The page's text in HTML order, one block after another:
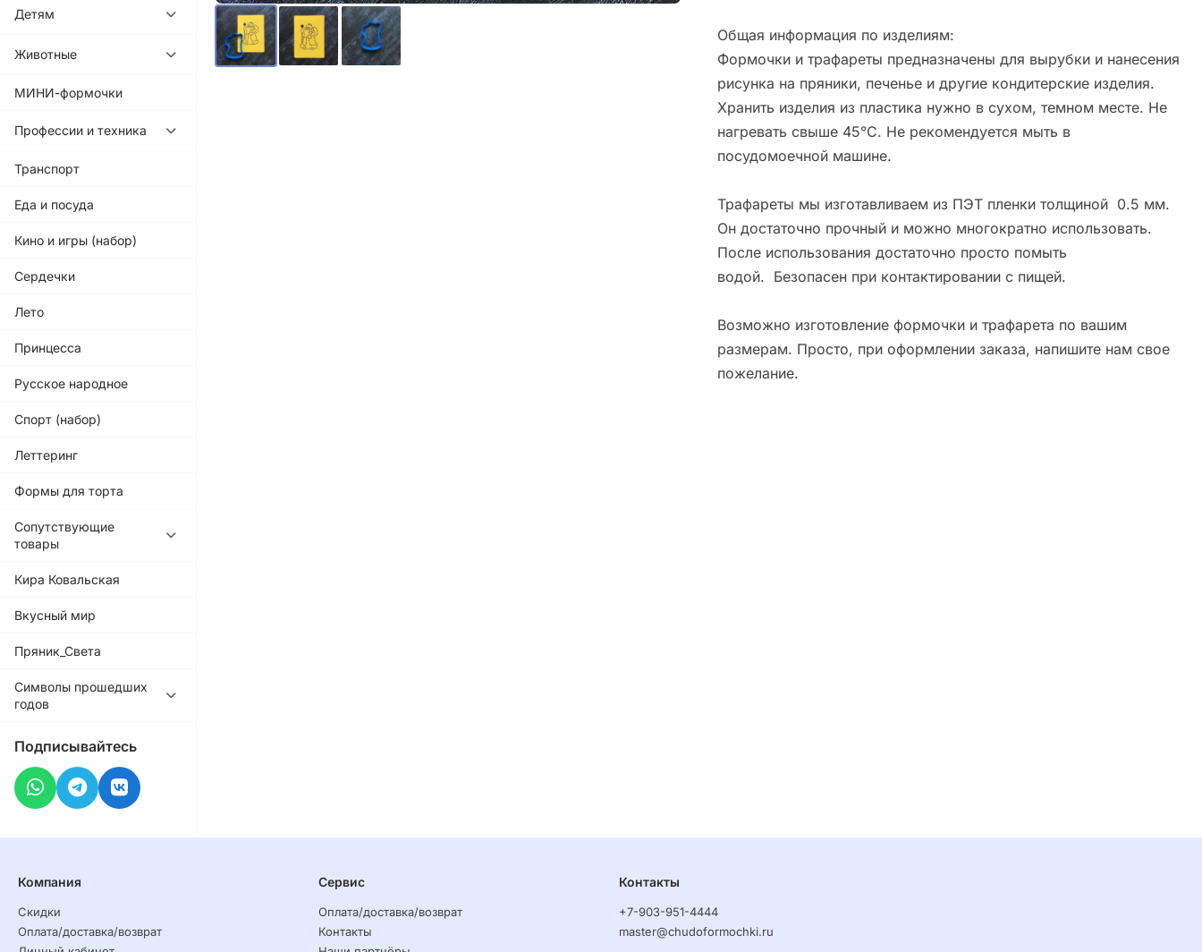
Детям
Животные
МИНИ-формочки
Профессии и техника
Транспорт
Еда и посуда
Кино и игры (набор)
Сердечки
Лето
Принцесса
Русское народное
Спорт (набор)
Леттеринг
Формы для торта
Сопутствующие
товары
Кира Ковальская
Вкусный мир
Пряник_Света
Символы прошедших
годов
Подписывайтесь
Общая информация по изделиям:
Формочки и трафареты предназначены для вырубки и нанесения
рисунка на пряники, печенье и другие кондитерские изделия.
Хранить изделия из пластика нужно в сухом, темном месте. Не
нагревать свыше 45°С. Не рекомендуется мыть в
посудомоечной машине.
Трафареты мы изготавливаем из ПЭТ пленки толщиной 0.5 мм.
Он достаточно прочный и можно многократно использовать.
После использования достаточно просто помыть
водой. Безопасен при контактировании с пищей.
Возможно изготовление формочки и трафарета по вашим
размерам. Просто, при оформлении заказа, напишите нам свое
пожелание.
Компания
Скидки
Оплата/доставка/возврат
Сервис
Оплата/доставка/возврат
Контакты
Контакты
+7-903-951-4444
master@chudoformochki.ru